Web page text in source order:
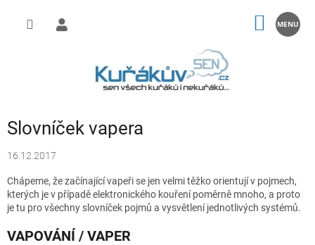
KOŠÍK
Slovníček vapera
16.12.2017
Chápeme, že začínající vapeři se jen velmi těžko orientují v pojmech,
kterých je v případě elektronického kouření poměrně mnoho, a proto
je tu pro všechny slovníček pojmů a vysvětlení jednotlivých systémů.
VAPOVÁNÍ / VAPER